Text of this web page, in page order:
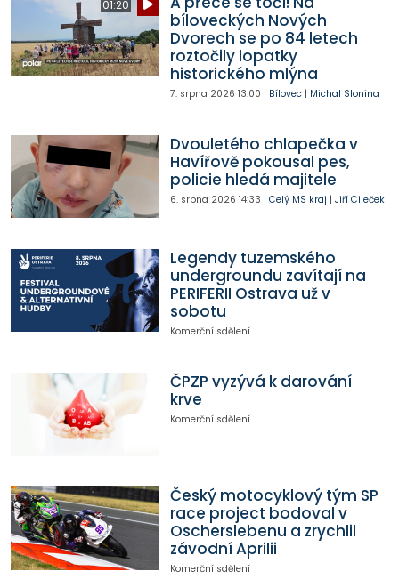
01:20
bíloveckých Nových
Dvorech se po 84 letech
roztočily lopatky
historického mlýna
7. srpna 2026 13:00 | Bílovec| Michal Slonina
Dvouletého chlapečka v
Havířově pokousal pes,
policie hledá majitele
6. srpna 2026 14:33 | Celý MS kraj | Jiří Cileček
Legendy tuzemského
undergroundu zavítají na
PERIFERII Ostrava už v
sobotu
Komerční sdělení
ČPZP vyzývá k darování
krve
Komerční sdělení
Český motocyklový tým SP
race project bodoval v
Oscherslebenu a zrychlil
závodní Aprilii
Komerční sdělení